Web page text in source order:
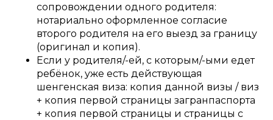
сопровождении одного родителя:
нотариально оформленное согласие
второго родителя на его выезд за границу
(оригинал и копия).
Если у родителя/-ей, с которым/-ыми едет
ребёнок, уже есть действующая
шенгенская виза: копия данной визы / виз
+ копия первой страницы загранпаспорта
+ копия первой страницы и страницы с